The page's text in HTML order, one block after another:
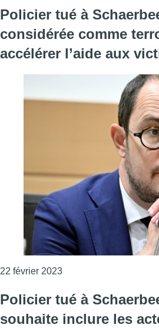
Policier tué à
considérée comme
accélérer l’aide aux
22 février 2023Consulter l'article
Policier tué à
souhaite inclure les